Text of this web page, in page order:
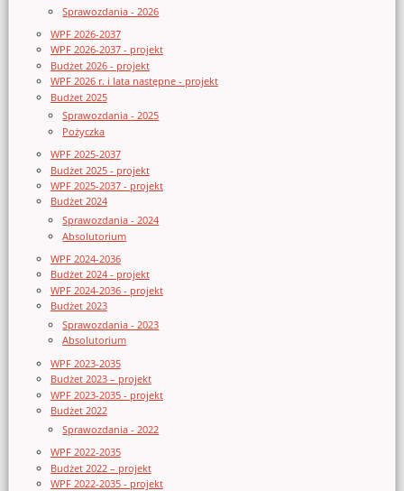
Sprawozdania - 2026
WPF 2026-2037
WPF 2026-2037 - projekt
Budżet 2026 - projekt
WPF 2026 r. i lata następne - projekt
Budżet 2025
Sprawozdania - 2025
Pożyczka
WPF 2025-2037
Budżet 2025 - projekt
WPF 2025-2037 - projekt
Budżet 2024
Sprawozdania - 2024
Absolutorium
WPF 2024-2036
Budżet 2024 - projekt
WPF 2024-2036 - projekt
Budżet 2023
Sprawozdania - 2023
Absolutorium
WPF 2023-2035
Budżet 2023 – projekt
WPF 2023-2035 - projekt
Budżet 2022
Sprawozdania - 2022
WPF 2022-2035
Budżet 2022 – projekt
WPF 2022-2035 - projekt